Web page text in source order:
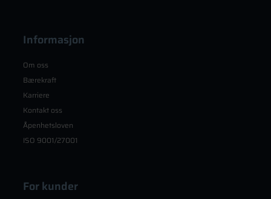
Informasjon
Om oss
Bærekraft
Karriere
Kontakt oss
Åpenhetsloven
ISO 9001/27001
For kunder